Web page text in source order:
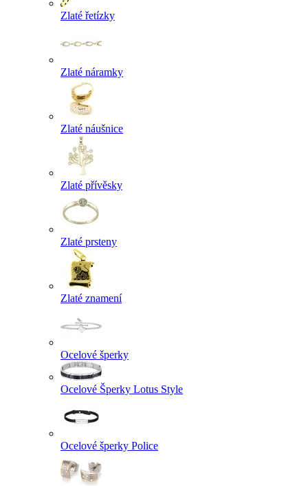
Zlaté řetízky
Zlaté náramky
Zlaté náušnice
Zlaté přívěsky
Zlaté prsteny
Zlaté znamení
Ocelové šperky
Ocelové Šperky Lotus Style
Ocelové šperky Police